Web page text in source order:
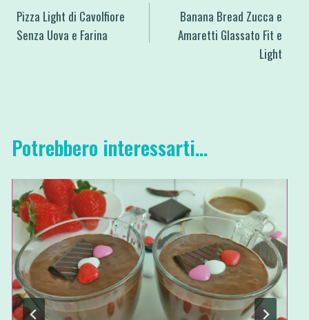
articoli
Pizza Light di Cavolfiore
Senza Uova e Farina
Banana Bread Zucca e
Amaretti Glassato Fit e
Light
Potrebbero interessarti...